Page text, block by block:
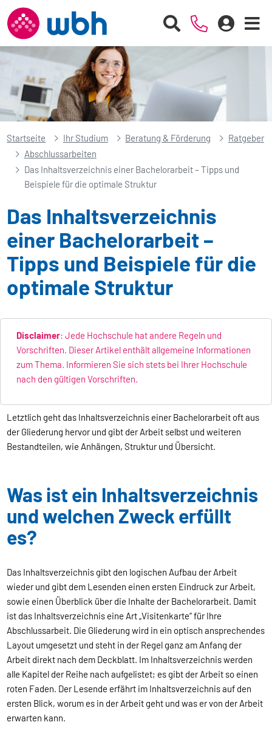
Startseite Ihr Studium Beratung & Förderung
Ratgeber
Abschlussarbeiten
Das Inhaltsverzeichnis einer Bachelorarbeit – Tipps und
Beispiele für die optimale Struktur
Das Inhaltsverzeichnis
einer Bachelorarbeit –
Tipps und Beispiele für die
optimale Struktur
Disclaimer: Jede Hochschule hat andere Regeln und
Vorschriften. Dieser Artikel enthält allgemeine Informationen
zum Thema. Informieren Sie sich stets bei Ihrer Hochschule
nach den gültigen Vorschriften.
Letztlich geht das Inhaltsverzeichnis einer Bachelorarbeit oft aus
der Gliederung hervor und gibt der Arbeit selbst und weiteren
Bestandteilen, wie Anhängen, Struktur und Übersicht.
Was ist ein Inhaltsverzeichnis
und welchen Zweck erfüllt
es?
Das Inhaltsverzeichnis gibt den logischen Aufbau der Arbeit
wieder und gibt dem Lesenden einen ersten Eindruck zur Arbeit,
sowie einen Überblick über die Inhalte der Bachelorarbeit. Damit
ist das Inhaltsverzeichnis eine Art „Visitenkarte“ für Ihre
Abschlussarbeit. Die Gliederung wird in ein optisch ansprechendes
Layout umgesetzt und steht in der Regel ganz am Anfang der
Arbeit direkt nach dem Deckblatt. Im Inhaltsverzeichnis werden
alle Kapitel der Reihe nach aufgelistet; es gibt der Arbeit so einen
roten Faden. Der Lesende erfährt im Inhaltsverzeichnis auf den
ersten Blick, worum es in der Arbeit geht und was er von der Arbeit
erwarten kann.